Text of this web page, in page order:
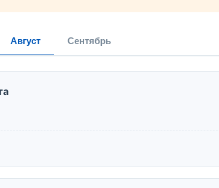
Август Сентябрь